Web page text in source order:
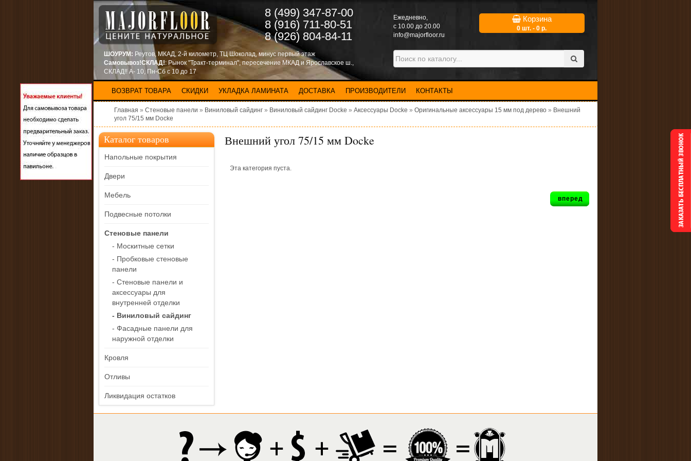
8 (499) 347-87-00
8 (916) 711-80-51
8 (926) 804-84-11
Eжедневно,
с 10.00 до 20.00
info@majorfloor.ru
Корзина
0 шт. - 0 р.
ШОУРУМ: Реутов, МКАД, 2-й километр, ТЦ Шоколад, минус первый этаж
Самовывоз!СКЛАД!: Рынок "Тракт-терминал", пересечение МКАД и Ярославское ш.,
СКЛАД!! А- 10, Пн-Сб с 10 до 17
ВОЗВРАТ ТОВАРА СКИДКИ УКЛАДКА ЛАМИНАТА ДОСТАВКА ПРОИЗВОДИТЕЛИ КОНТАКТЫ
Главная » Стеновые панели » Виниловый сайдинг » Виниловый сайдинг Docke » Аксессуары Docke » Оригинальные аксессуары 15 мм под дерево » Внешний
угол 75/15 мм Docke
Каталог товаров
Напольные покрытия
Двери
Мебель
Подвесные потолки
Стеновые панели
- Москитные сетки
- Пробковые стеновые
панели
- Стеновые панели и
аксессуары для
внутренней отделки
- Виниловый сайдинг
- Фасадные панели для
наружной отделки
Кровля
Отливы
Ликвидация остатков
Внешний угол 75/15 мм Docke
Эта категория пуста.
вперед